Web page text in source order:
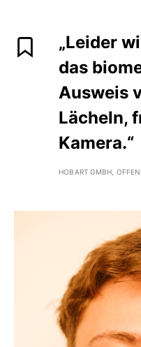
„Leider
das
Ausweis
Lächeln,
Kamera.“
HOBART GMBH,